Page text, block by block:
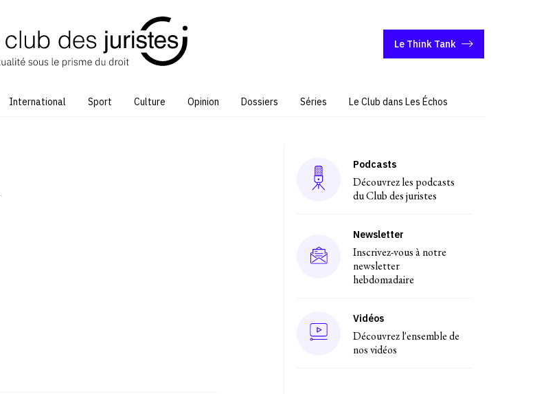
Le Think Tank
International Sport Culture Opinion Dossiers Séries Le Club dans Les Échos
Podcasts
Découvrez les podcasts
du Club des juristes
Newsletter
Inscrivez-vous à notre
newsletter
hebdomadaire
Vidéos
Découvrez l'ensemble de
nos vidéos